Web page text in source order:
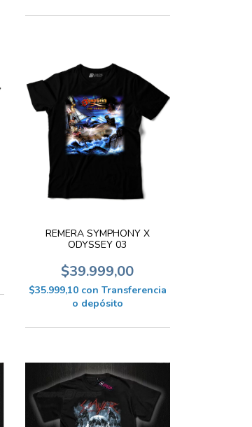
REMERA SYMPHONY X
ODYSSEY 03
$39.999,00
$35.999,10 con Transferencia
o depósito